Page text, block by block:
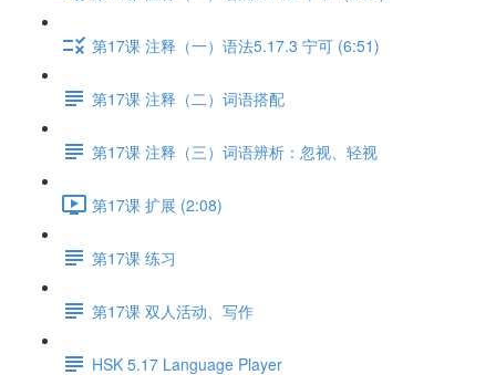
第17课 注释（一）语法5.17.3 宁可 (6:51)
第17课 注释（二）词语搭配
第17课 注释（三）词语辨析：忽视、轻视
第17课 扩展 (2:08)
第17课 练习
第17课 双人活动、写作
HSK 5.17 Language Player